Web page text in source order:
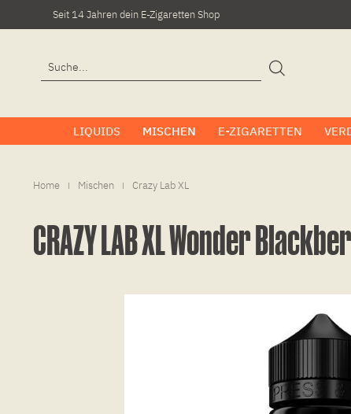
Seit 14 Jahren dein E-Zigaretten Shop
LIQUIDS MISCHEN E-ZIGARETTEN
Home | Mischen | Crazy Lab XL
CRAZY LAB XL Wonder